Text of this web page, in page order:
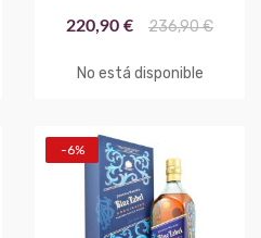
220,90 € 236,90 €
No está disponible
-6%